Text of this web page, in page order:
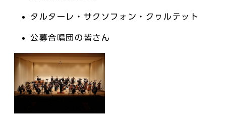
タルターレ・サクソフォン・クヮルテット
公募合唱団の皆さん